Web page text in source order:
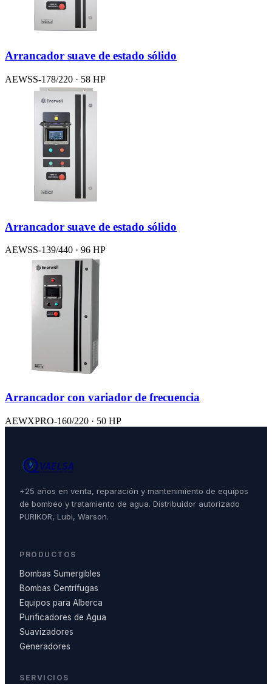
Arrancador suave de estado sólido
AEWSS-178/220 · 58 HP
Arrancador suave de estado sólido
AEWSS-139/440 · 96 HP
Arrancador con variador de frecuencia
AEWXPRO-160/220 · 50 HP
+25 años en venta, reparación y mantenimiento de equipos
de bombeo y tratamiento de agua. Distribuidor autorizado
PURIKOR, Lubi, Warson.
PRODUCTOS
Bombas Sumergibles
Bombas Centrífugas
Equipos para Alberca
Purificadores de Agua
Suavizadores
Generadores
SERVICIOS